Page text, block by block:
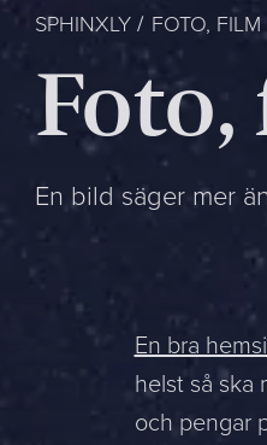
SPHINXLY FOTO,
En bild säger mer
En bra
helst så ska
och pengar